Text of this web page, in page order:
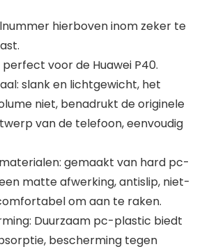
hierboven inom zeker te
voor de Huawei P40.
slank en lichtgewicht, het
niet, benadrukt de originele
van de telefoon, eenvoudig
gemaakt van hard pc-
matte afwerking, antislip, niet-
om aan te raken.
Duurzaam pc-plastic biedt
bescherming tegen